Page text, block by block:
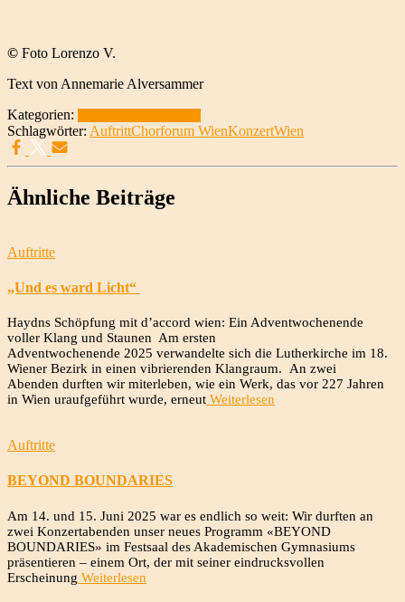
© Foto Lorenzo V.
Text von Annemarie Alversammer
Kategorien:
Schlagwörter: AuftrittChorforum WienKonzertWien
Ähnliche Beiträge
Auftritte
„Und es ward Licht“
Haydns Schöpfung mit d’accord wien: Ein Adventwochenende
voller Klang und Staunen Am ersten
Adventwochenende 2025 verwandelte sich die Lutherkirche im 18.
Wiener Bezirk in einen vibrierenden Klangraum. An zwei
Abenden durften wir miterleben, wie ein Werk, das vor 227 Jahren
in Wien uraufgeführt wurde, erneut Weiterlesen
Auftritte
BEYOND BOUNDARIES
Am 14. und 15. Juni 2025 war es endlich so weit: Wir durften an
zwei Konzertabenden unser neues Programm «BEYOND
BOUNDARIES» im Festsaal des Akademischen Gymnasiums
präsentieren – einem Ort, der mit seiner eindrucksvollen
Erscheinung Weiterlesen